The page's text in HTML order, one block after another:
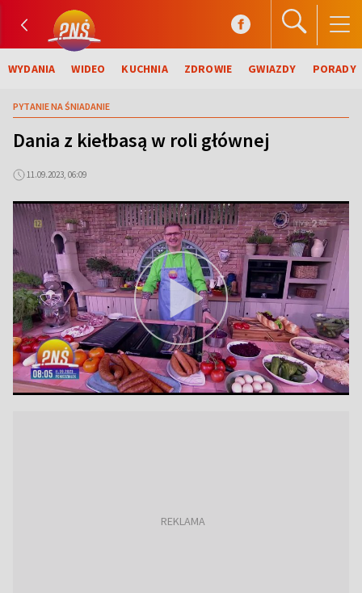
WYDANIA WIDEO KUCHNIA ZDROWIE GWIAZDY PORADY
PYTANIE NA ŚNIADANIE
Dania z kiełbasą w roli głównej
11.09.2023, 06:09